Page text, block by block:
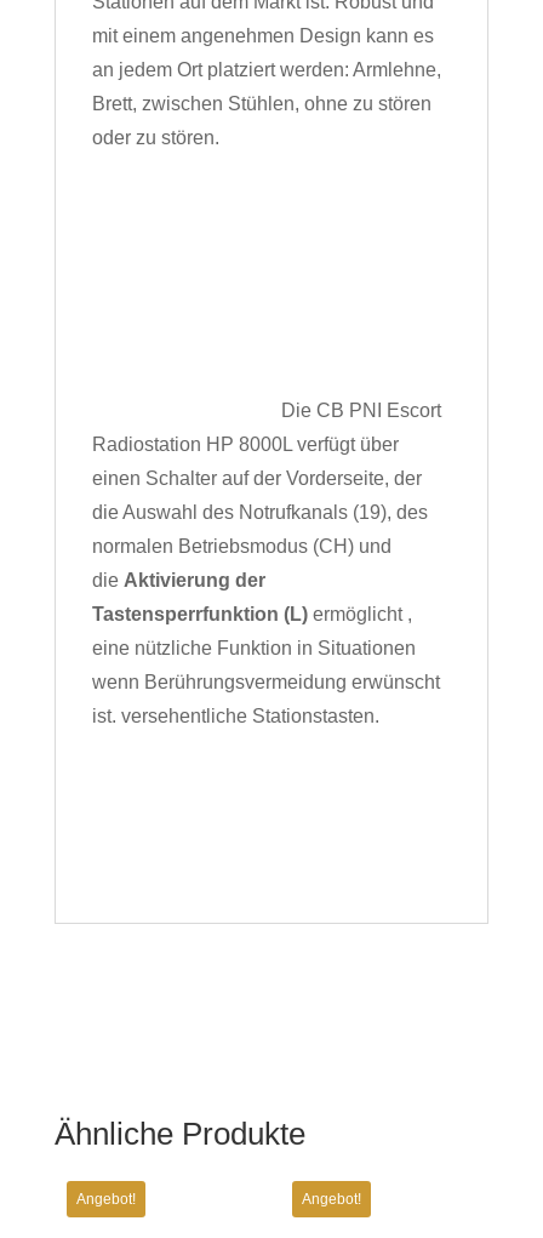
mit einem angenehmen Design kann es
an jedem Ort platziert werden: Armlehne,
Brett, zwischen Stühlen, ohne zu stören
oder zu stören.
Die CB PNI Escort
Radiostation HP 8000L verfügt über
einen Schalter auf der Vorderseite, der
die Auswahl des Notrufkanals (19), des
normalen Betriebsmodus (CH) und
die Aktivierung der
Tastensperrfunktion (L)ermöglicht ,
eine nützliche Funktion in Situationen
wenn Berührungsvermeidung erwünscht
ist. versehentliche Stationstasten.
Ähnliche Produkte
Angebot! Angebot!